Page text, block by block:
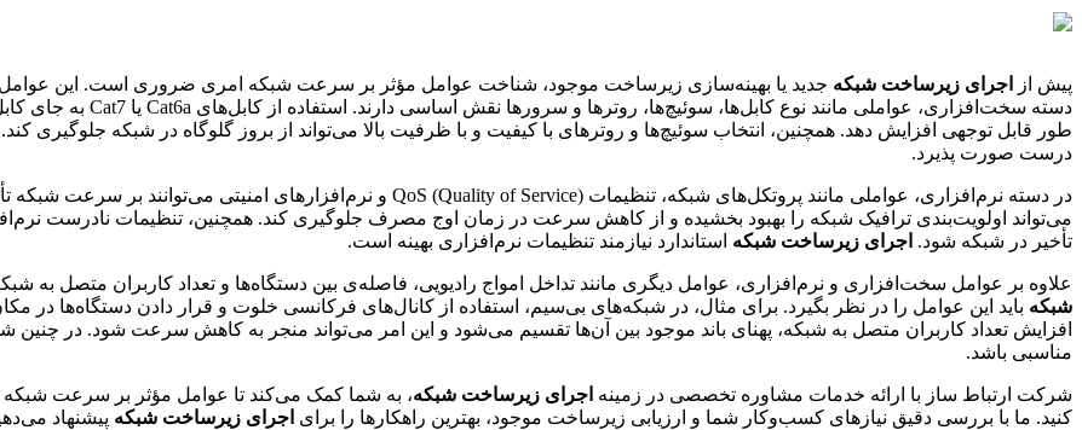
پیش از اجرای زیرساخت شبکه جدید یا بهینه‌سازی زیرساخت موجود، شناخت عوامل مؤثر بر سرعت شبکه امری ضروری است. این عوامل
طور قابل توجهی افزایش دهد. همچنین، انتخاب سوئیچ‌ها و روترهای با کیفیت و با ظرفیت بالا می‌تواند از بروز گلوگاه در شبکه جلوگیری کند.
درست صورت پذیرد.
می‌تواند اولویت‌بندی ترافیک شبکه را بهبود بخشیده و از کاهش سرعت در زمان اوج مصرف جلوگیری کند. همچنین، تنظیمات نادرست
تأخیر در شبکه شود. اجرای زیرساخت شبکه استاندارد نیازمند تنظیمات نرم‌افزاری بهینه است.
علاوه بر عوامل سخت‌افزاری و نرم‌افزاری، عوامل دیگری مانند تداخل امواج رادیویی، فاصله‌ی بین دستگاه‌ها و تعداد کاربران متصل به
شبکه باید این عوامل را در نظر بگیرد. برای مثال، در شبکه‌های بی‌سیم، استفاده از کانال‌های فرکانسی خلوت و قرار دادن دستگاه‌ها
افزایش تعداد کاربران متصل به شبکه، پهنای باند موجود بین آن‌ها تقسیم می‌شود و این امر می‌تواند منجر به کاهش سرعت شود. در چنین
مناسبی باشد.
شرکت ارتباط ساز با ارائه خدمات مشاوره تخصصی در زمینه اجرای زیرساخت شبکه، به شما کمک می‌کند تا عوامل مؤثر بر سرعت شبکه
کنید. ما با بررسی دقیق نیازهای کسب‌وکار شما و ارزیابی زیرساخت موجود، بهترین راهکارها را برای اجرای زیرساخت شبکه پیشنهاد